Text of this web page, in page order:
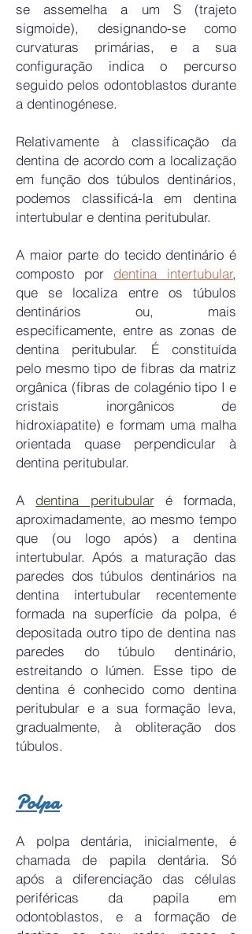
se assemelha a um S (trajeto
sigmoide), designando-se como
curvaturas primárias, e a sua
configuração indica o percurso
seguido pelos odontoblastos durante
a dentinogénese.
Relativamente à classificação da
dentina de acordo com a localização
em função dos túbulos dentinários,
podemos classificá-la em dentina
intertubular e dentina peritubular.
A maior parte do tecido dentinário é
composto por dentina intertubular,
que se localiza entre os túbulos
dentinários ou, mais
especificamente, entre as zonas de
dentina peritubular. É constituída
pelo mesmo tipo de fibras da matriz
orgânica (fibras de colagénio tipo I e
cristais inorgânicos de
hidroxiapatite) e formam uma malha
orientada quase perpendicular à
dentina peritubular.
A dentina peritubularé formada,
aproximadamente, ao mesmo tempo
que (ou logo após) a dentina
intertubular. Após a maturação das
paredes dos túbulos dentinários na
dentina intertubular recentemente
formada na superfície da polpa, é
depositada outro tipo de dentina nas
paredes do túbulo dentinário,
estreitando o lúmen. Esse tipo de
dentina é conhecido como dentina
peritubular e a sua formação leva,
gradualmente, à obliteração dos
túbulos.
Polpa
A polpa dentária, inicialmente, é
chamada de papila dentária. Só
após a diferenciação das células
periféricas da papila em
odontoblastos, e a formação de